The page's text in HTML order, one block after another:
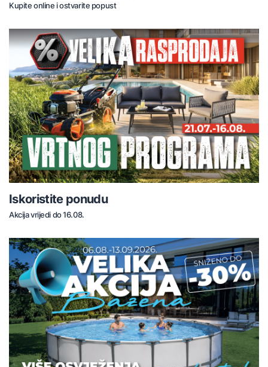
Kupite online i ostvarite popust
Iskoristite ponudu
Akcija vrijedi do 16.08.